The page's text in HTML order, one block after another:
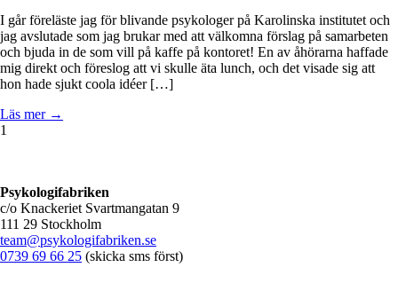
I går föreläste jag för blivande psykologer på Karolinska institutet och
jag avslutade som jag brukar med att välkomna förslag på samarbeten
och bjuda in de som vill på kaffe på kontoret! En av åhörarna haffade
mig direkt och föreslog att vi skulle äta lunch, och det visade sig att
hon hade sjukt coola idéer […]
Läs mer →
1
Psykologifabriken
c/o Knackeriet Svartmangatan 9
111 29 Stockholm
team@psykologifabriken.se
0739 69 66 25 (skicka sms först)